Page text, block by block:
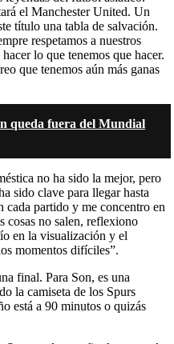
el Manchester United. Un
título una tabla de salvación.
respetamos a nuestros
lo que tenemos que hacer.
que tenemos aún más ganas
queda fuera del Mundial
no ha sido la mejor, pero
sido clave para llegar hasta
cada partido y me concentro en
cosas no salen, reflexiono
en la visualización y el
momentos difíciles”.
final. Para Son, es una
la camiseta de los Spurs
está a 90 minutos o quizás